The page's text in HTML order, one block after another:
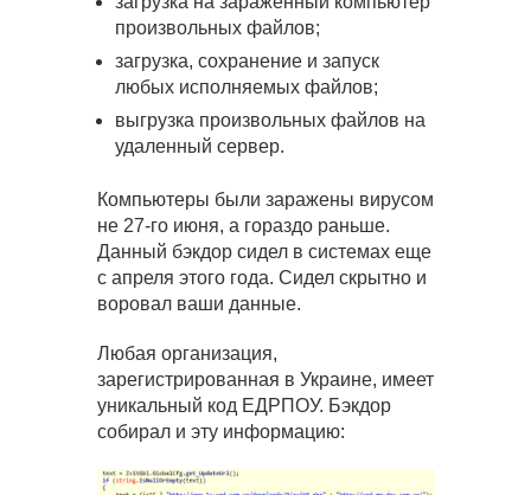
произвольных файлов;
загрузка, сохранение и запуск
любых исполняемых файлов;
выгрузка произвольных файлов на
удаленный сервер.
Компьютеры были заражены вирусом
не 27-го июня, а гораздо раньше.
Данный бэкдор сидел в системах еще
с апреля этого года. Сидел скрытно и
воровал ваши данные.
Любая организация,
зарегистрированная в Украине, имеет
уникальный код ЕДРПОУ. Бэкдор
собирал и эту информацию: